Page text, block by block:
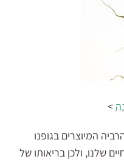
>
המיוצרים בגופנו
שלנו, ולכן בריאותו של